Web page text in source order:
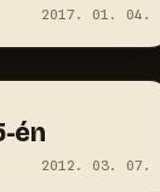
2017. 01. 04.
én
2012. 03. 07.